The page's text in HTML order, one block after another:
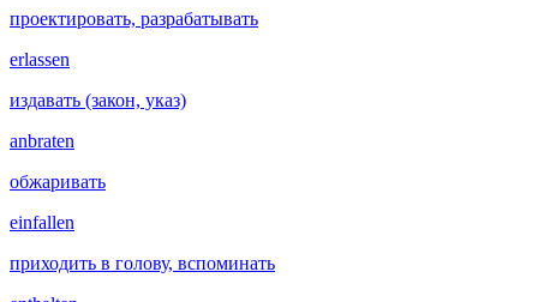
проектировать, разрабатывать
erlassen
издавать (закон, указ)
anbraten
обжаривать
einfallen
приходить в голову, вспоминать